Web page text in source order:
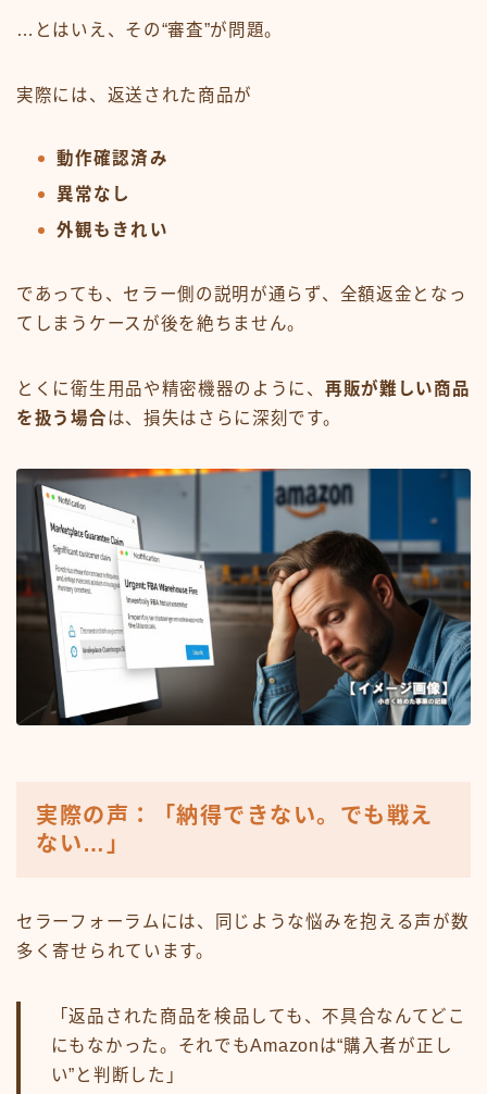
…とはいえ、その“審査”が問題。
実際には、返送された商品が
動作確認済み
異常なし
外観もきれい
であっても、セラー側の説明が通らず、全額返金となっ
てしまうケースが後を絶ちません。
とくに衛生用品や精密機器のように、 再販が難しい商品
を扱う場合は、損失はさらに深刻です。
実際の声：「納得できない。でも戦え
ない…」
セラーフォーラムには、同じような悩みを抱える声が数
多く寄せられています。
「返品された商品を検品しても、不具合なんてどこ
にもなかった。それでもAmazonは“購入者が正し
い”と判断した」